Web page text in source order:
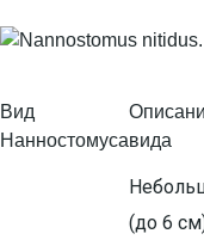
Вид
Нанностомусавида
(до 6